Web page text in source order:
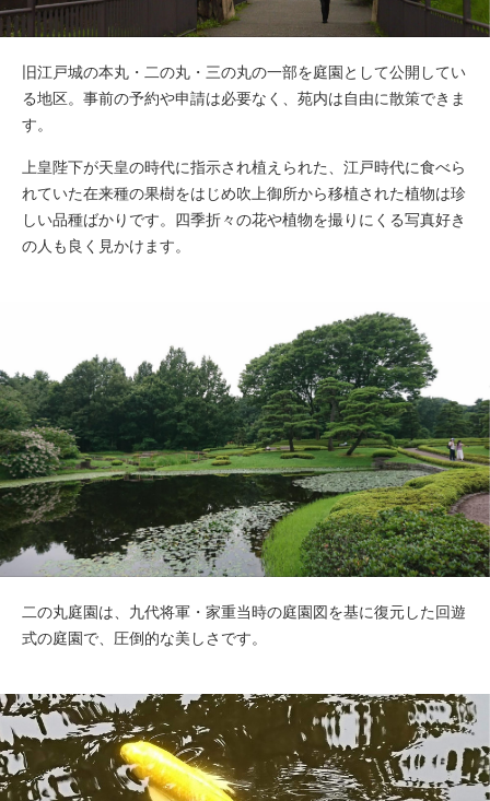
旧江戸城の本丸・二の丸・三の丸の一部を庭園として公開してい
る地区。事前の予約や申請は必要なく、苑内は自由に散策できま
す。
上皇陛下が天皇の時代に指示され植えられた、江戸時代に食べら
れていた在来種の果樹をはじめ吹上御所から移植された植物は珍
しい品種ばかりです。四季折々の花や植物を撮りにくる写真好き
の人も良く見かけます。
二の丸庭園は、九代将軍・家重当時の庭園図を基に復元した回遊
式の庭園で、圧倒的な美しさです。